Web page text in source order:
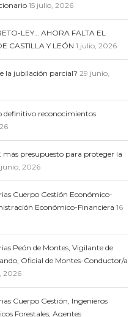
15 julio, 2026
LEY… AHORA FALTA EL
CASTILLA Y LEÓN 1 julio, 2026
la jubilación parcial? 29 junio,
definitivo reconocimientos
presupuesto para proteger la
junio, 2026
Cuerpo Gestión Económico-
Económico-Financiera 16
Peón de Montes, Vigilante de
Oficial de Montes-Conductor/a
2026
Cuerpo Gestión, Ingenieros
Forestales, Agentes